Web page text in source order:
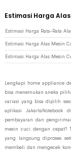
Estimasi Harga
Estimasi Harga Rata-Rata
Lengkapi home appliance
bisa menemukan aneka
variasi yang bisa dipilih
aplikasi
pembayaran dan
mesin cuci dengan cepat?
yang langsung diproses
membeli dan mengecek